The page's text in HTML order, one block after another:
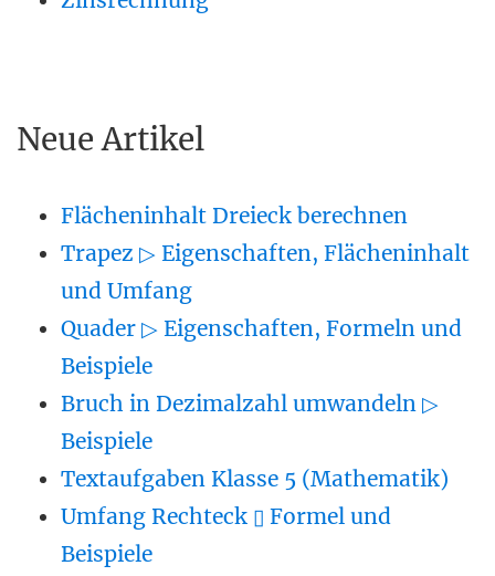
Neue Artikel
Flächeninhalt Dreieck berechnen
Trapez ▷ Eigenschaften, Flächeninhalt
und Umfang
Quader ▷ Eigenschaften, Formeln und
Beispiele
Bruch in Dezimalzahl umwandeln ▷
Beispiele
Textaufgaben Klasse 5 (Mathematik)
Umfang Rechteck ▯ Formel und
Beispiele